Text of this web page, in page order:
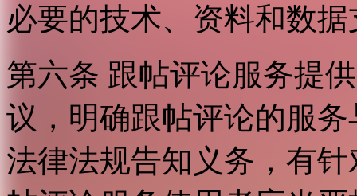
必要的技术、资料和数
第六条 跟帖评论服务提
议，明确跟帖评论的服
法律法规告知义务，有